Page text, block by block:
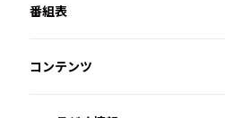
番組表
コンテンツ